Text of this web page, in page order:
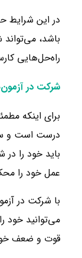
در این شرایط
باشد، می‌تواند
راه‌حل‌هایی
شرکت در
برای اینکه
درست است و
باید خود را
عمل خود را
با شرکت در
می‌توانید خود
قوت و ضعف خود